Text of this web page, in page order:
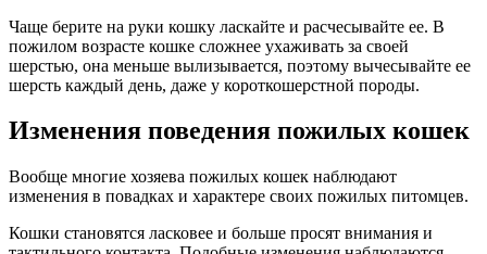
Чаще берите на руки кошку ласкайте и расчесывайте ее. В
пожилом возрасте кошке сложнее ухаживать за своей
шерстью, она меньше вылизывается, поэтому вычесывайте ее
шерсть каждый день, даже у короткошерстной породы.
Изменения поведения пожилых кошек
Вообще многие хозяева пожилых кошек наблюдают
изменения в повадках и характере своих пожилых питомцев.
Кошки становятся ласковее и больше просят внимания и